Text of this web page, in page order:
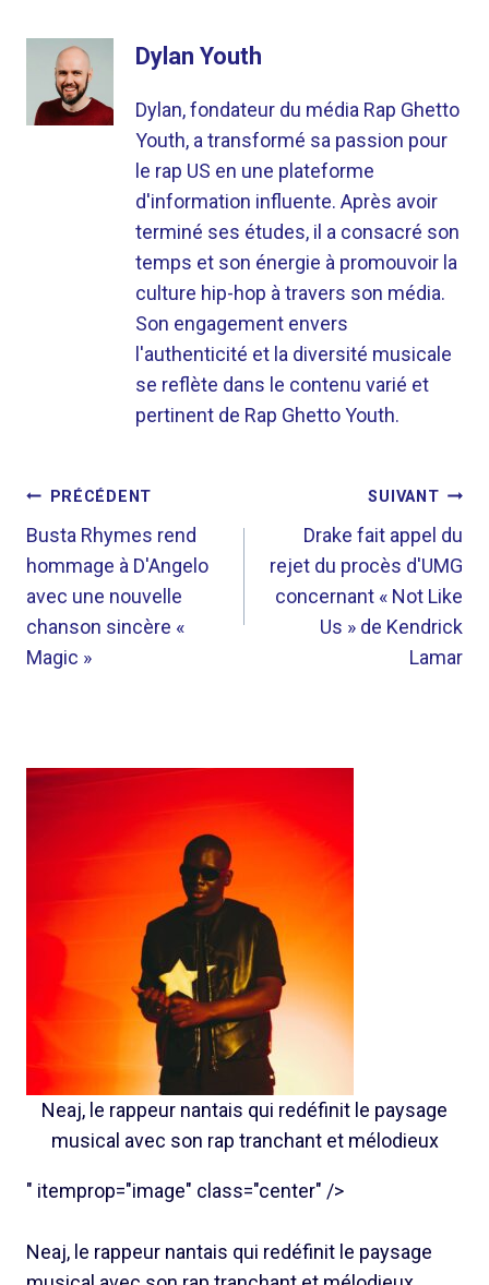
Dylan Youth
Dylan, fondateur du média Rap Ghetto
Youth, a transformé sa passion pour
le rap US en une plateforme
d'information influente. Après avoir
terminé ses études, il a consacré son
temps et son énergie à promouvoir la
culture hip-hop à travers son média.
Son engagement envers
l'authenticité et la diversité musicale
se reflète dans le contenu varié et
pertinent de Rap Ghetto Youth.
NAVIGATION
DE
L’ARTICLE
PRÉCÉDENT
Busta Rhymes rend
hommage à D'Angelo
avec une nouvelle
chanson sincère «
Magic »
SUIVANT
Drake fait appel du
rejet du procès d'UMG
concernant « Not Like
Us » de Kendrick
Lamar
Neaj, le rappeur nantais qui redéfinit le paysage
musical avec son rap tranchant et mélodieux
" itemprop="image" class="center" />
Neaj, le rappeur nantais qui redéfinit le paysage